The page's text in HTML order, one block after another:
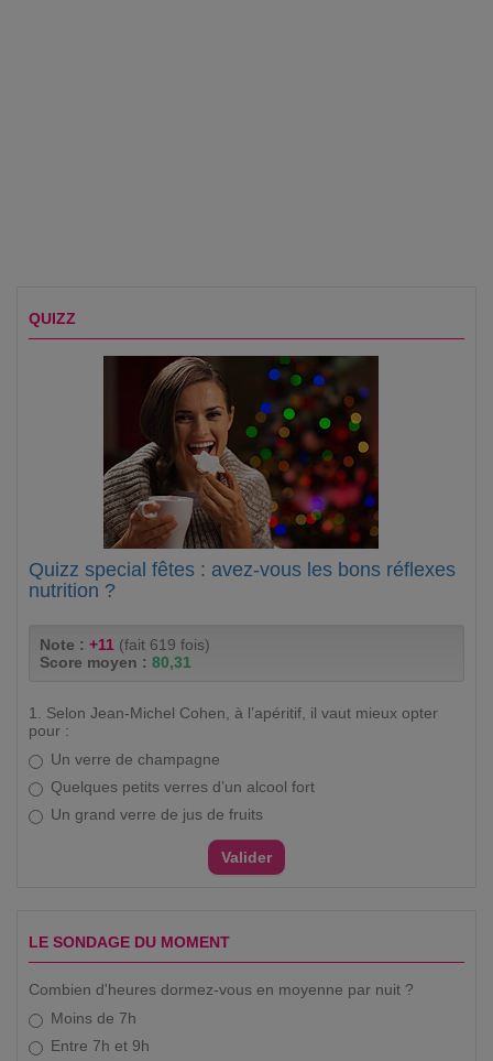
QUIZZ
Quizz special fêtes : avez-vous les bons réflexes
nutrition ?
Note : +11 (fait 619 fois)
Score moyen : 80,31
1. Selon Jean-Michel Cohen, à l’apéritif, il vaut mieux opter
pour :
Un verre de champagne
Quelques petits verres d’un alcool fort
Un grand verre de jus de fruits
LE SONDAGE DU MOMENT
Combien d'heures dormez-vous en moyenne par nuit ?
Moins de 7h
Entre 7h et 9h